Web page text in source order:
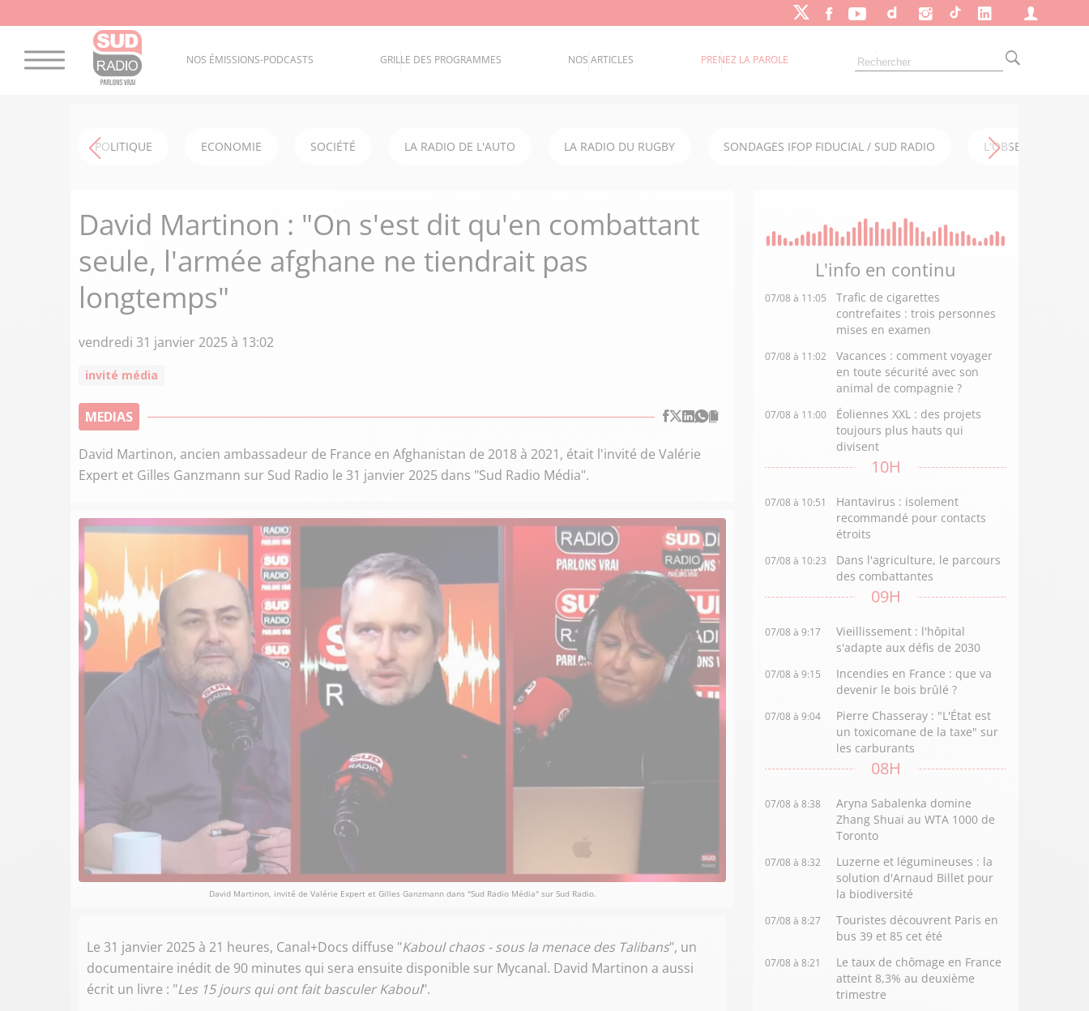
NOS ÉMISSIONS-PODCASTS GRILLE DES PROGRAMMES NOS ARTICLES PRENEZ LA PAROLE
POLITIQUE ECONOMIE SOCIÉTÉ LA RADIO DE L'AUTO LA RADIO DU RUGBY SONDAGES IFOP FIDUCIAL / SUD RADIO L'OBSERVATOIRE
David Martinon : "On s'est dit qu'en combattant
seule, l'armée afghane ne tiendrait pas
longtemps"
vendredi 31 janvier 2025 à 13:02
invité média
MEDIAS
David Martinon, ancien ambassadeur de France en Afghanistan de 2018 à 2021, était l'invité de Valérie
Expert et Gilles Ganzmann sur Sud Radio le 31 janvier 2025 dans "Sud Radio Média".
David Martinon, invité de Valérie Expert et Gilles Ganzmann dans "Sud Radio Média" sur Sud Radio.
Le 31 janvier 2025 à 21 heures, Canal+Docs diffuse "Kaboul chaos - sous la menace des Talibans", un
documentaire inédit de 90 minutes qui sera ensuite disponible sur Mycanal. David Martinon a aussi
écrit un livre : "Les 15 jours qui ont fait basculer Kaboul".
L'info en continu
07/08 à 11:05
Trafic de cigarettes
contrefaites : trois personnes
mises en examen
07/08 à 11:02
Vacances : comment voyager
en toute sécurité avec son
animal de compagnie ?
07/08 à 11:00
Éoliennes XXL : des projets
toujours plus hauts qui
divisent
10H
07/08 à 10:51
Hantavirus : isolement
recommandé pour contacts
étroits
07/08 à 10:23
Dans l'agriculture, le parcours
des combattantes
09H
07/08 à 9:17
Vieillissement : l'hôpital
s'adapte aux défis de 2030
07/08 à 9:15
Incendies en France : que va
devenir le bois brûlé ?
07/08 à 9:04
Pierre Chasseray : "L'État est
un toxicomane de la taxe" sur
les carburants
08H
07/08 à 8:38
Aryna Sabalenka domine
Zhang Shuai au WTA 1000 de
Toronto
07/08 à 8:32
Luzerne et légumineuses : la
solution d'Arnaud Billet pour
la biodiversité
07/08 à 8:27
Touristes découvrent Paris en
bus 39 et 85 cet été
07/08 à 8:21
Le taux de chômage en France
atteint 8,3% au deuxième
trimestre